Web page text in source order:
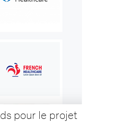
pour le projet